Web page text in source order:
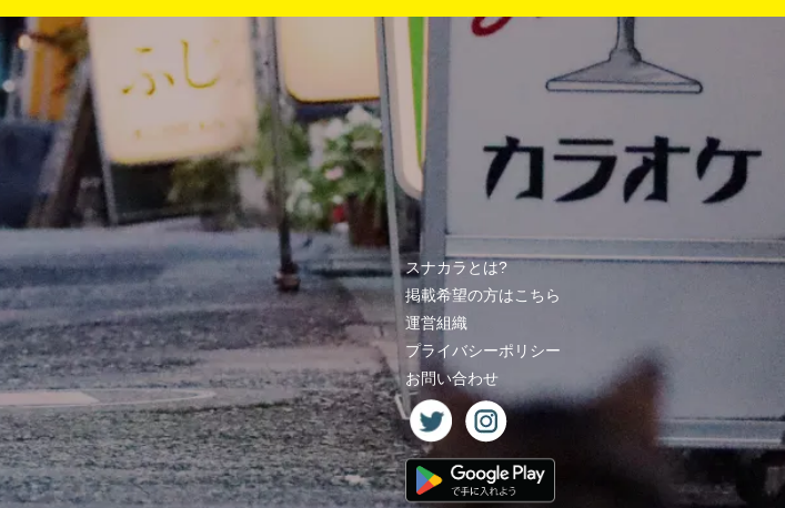
スナカラとは?
掲載希望の方はこちら
運営組織
プライバシーポリシー
お問い合わせ